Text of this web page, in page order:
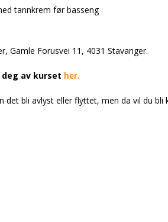
tannkrem før basseng
Gamle Forusvei 11, 4031 Stavanger.
deg av kurset her.
det bli avlyst eller flyttet, men da vil du bli